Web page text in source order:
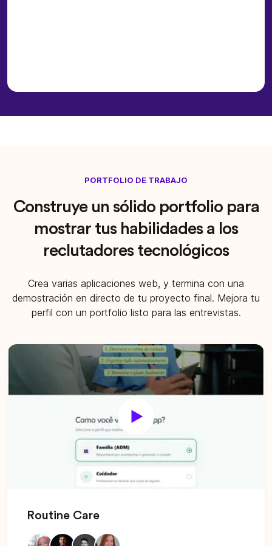
PORTFOLIO DE TRABAJO
Construye un sólido portfolio para
mostrar tus habilidades a los
reclutadores tecnológicos
Crea varias aplicaciones web, y termina con una
demostración en directo de tu proyecto final. Mejora tu
perfil con un portfolio listo para las entrevistas.
Routine Care